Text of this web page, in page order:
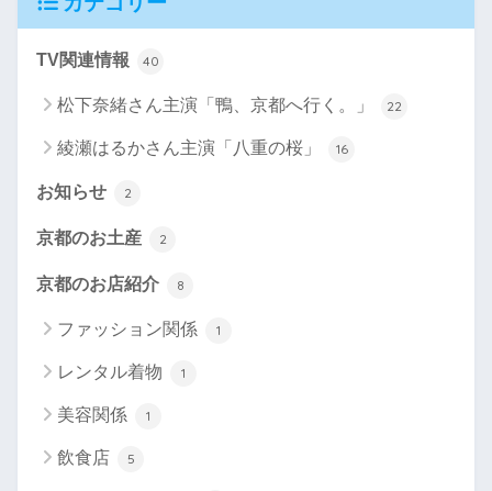
TV関連情報 40
松下奈緒さん主演「鴨、京都へ行く。」 22
綾瀬はるかさん主演「八重の桜」 16
お知らせ 2
京都のお土産 2
京都のお店紹介 8
ファッション関係 1
レンタル着物 1
美容関係 1
飲食店 5